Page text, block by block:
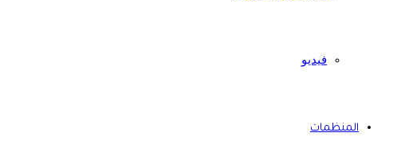
فيديو
المنظمات